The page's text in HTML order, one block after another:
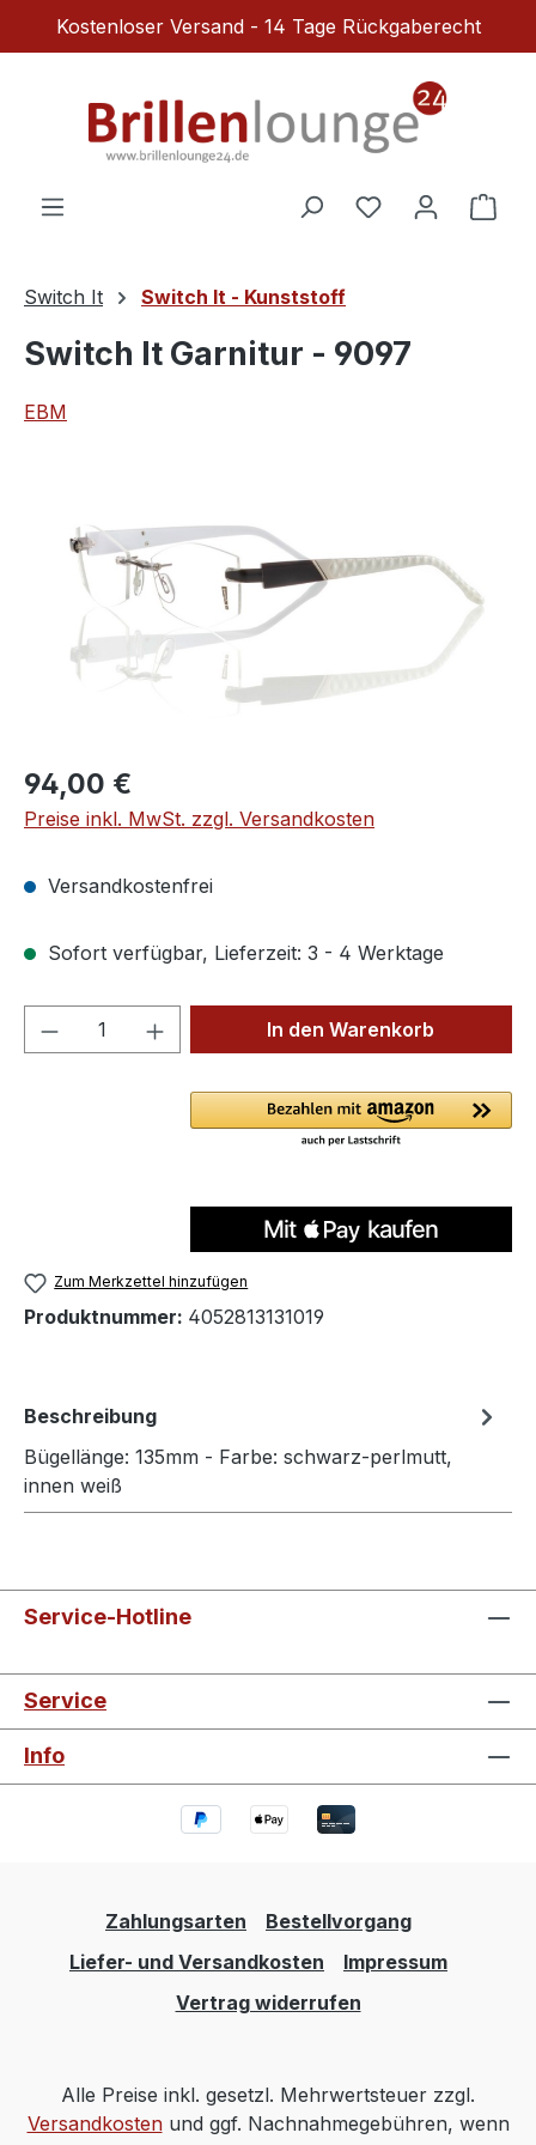
Zum Hauptinhalt springen
Kostenloser Versand - 14 Tage Rückgaberecht
Du hast 0
Switch It Switch It - Kunststoff
Switch It Garnitur - 9097
EBM
Regulärer Preis:
94,00 €
Preise inkl. MwSt. zzgl. Versandkosten
Versandkostenfrei
Sofort verfügbar, Lieferzeit: 3 - 4 Werktage
Produkt Anzahl: Gib denIn den Warenkorb
Zum Merkzettel hinzufügen
Produktnummer: 4052813131019
Beschreibung
Bügellänge: 135mm - Farbe: schwarz-perlmutt,
innen weiß
Service-Hotline
Service
Info
Zahlungsarten
Bestellvorgang
Liefer- und Versandkosten
Impressum
Vertrag widerrufen
Alle Preise inkl. gesetzl. Mehrwertsteuer zzgl.
Versandkostenund ggf. Nachnahmegebühren, wenn